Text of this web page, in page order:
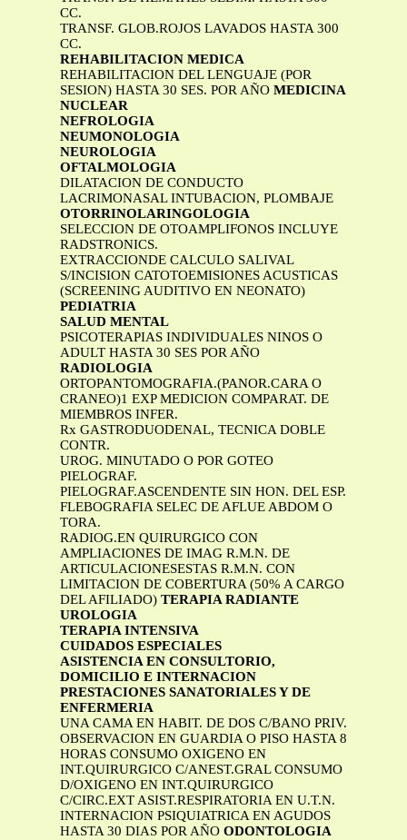
CC.
TRANSF. GLOB.ROJOS LAVADOS HASTA 300
CC.
REHABILITACION MEDICA
REHABILITACION DEL LENGUAJE (POR
SESION) HASTA 30 SES. POR AÑO MEDICINA
NUCLEAR
NEFROLOGIA
NEUMONOLOGIA
NEUROLOGIA
OFTALMOLOGIA
DILATACION DE CONDUCTO
LACRIMONASAL INTUBACION, PLOMBAJE
OTORRINOLARINGOLOGIA
SELECCION DE OTOAMPLIFONOS INCLUYE
RADSTRONICS.
EXTRACCIONDE CALCULO SALIVAL
S/INCISION CATOTOEMISIONES ACUSTICAS
(SCREENING AUDITIVO EN NEONATO)
PEDIATRIA
SALUD MENTAL
PSICOTERAPIAS INDIVIDUALES NINOS O
ADULT HASTA 30 SES POR AÑO
RADIOLOGIA
ORTOPANTOMOGRAFIA.(PANOR.CARA O
CRANEO)1 EXP MEDICION COMPARAT. DE
MIEMBROS INFER.
Rx GASTRODUODENAL, TECNICA DOBLE
CONTR.
UROG. MINUTADO O POR GOTEO
PIELOGRAF.
PIELOGRAF.ASCENDENTE SIN HON. DEL ESP.
FLEBOGRAFIA SELEC DE AFLUE ABDOM O
TORA.
RADIOG.EN QUIRURGICO CON
AMPLIACIONES DE IMAG R.M.N. DE
ARTICULACIONESESTAS R.M.N. CON
LIMITACION DE COBERTURA (50% A CARGO
DEL AFILIADO) TERAPIA RADIANTE
UROLOGIA
TERAPIA INTENSIVA
CUIDADOS ESPECIALES
ASISTENCIA EN CONSULTORIO,
DOMICILIO E INTERNACION
PRESTACIONES SANATORIALES Y DE
ENFERMERIA
UNA CAMA EN HABIT. DE DOS C/BANO PRIV.
OBSERVACION EN GUARDIA O PISO HASTA 8
HORAS CONSUMO OXIGENO EN
INT.QUIRURGICO C/ANEST.GRAL CONSUMO
D/OXIGENO EN INT.QUIRURGICO
C/CIRC.EXT ASIST.RESPIRATORIA EN U.T.N.
INTERNACION PSIQUIATRICA EN AGUDOS
HASTA 30 DIAS POR AÑO ODONTOLOGIA